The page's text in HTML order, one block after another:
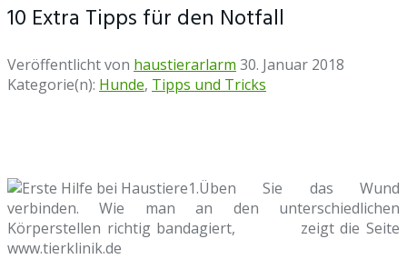
10 Extra Tipps für den Notfall
Veröffentlicht von haustierarlarm 30. Januar 2018
Kategorie(n): Hunde, Tipps und Tricks
1.Üben Sie das Wund
verbinden. Wie man an den unterschiedlichen
Körperstellen richtig bandagiert, zeigt die Seite
www.tierklinik.de